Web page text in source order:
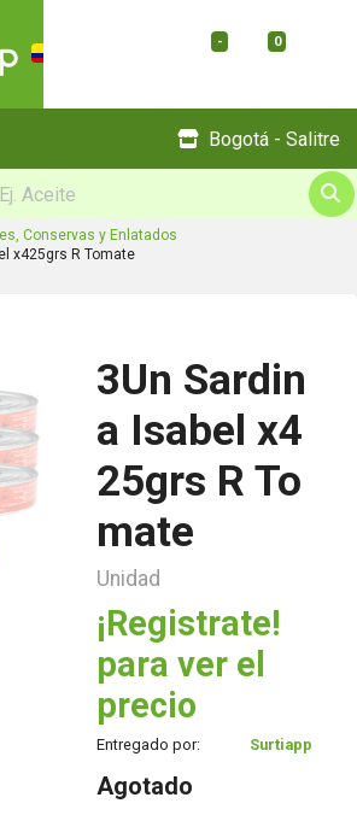
- 0
Bogotá - Salitre
Conservas y Enlatados
x425grs R Tomate
3Un Sardin
a Isabel x4
25grs R To
mate
Unidad
¡Registrate!
para ver el
precio
Entregado por: Surtiapp
Agotado